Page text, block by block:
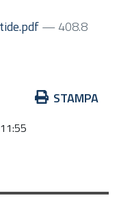
— 408.8
STAMPA